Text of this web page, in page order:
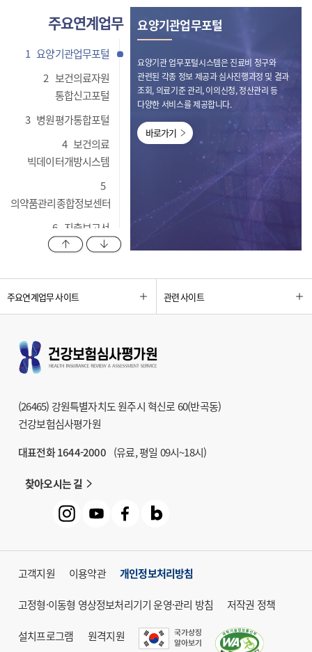
주요연계업무
1 요양기관업무포털
2 보건의료자원
통합신고포털
3 병원평가통합포털
4 보건의료
빅데이터개방시스템
5
의약품관리종합정보센터
6 지출보고서
관리시스템
8 HIRA OAK
9 건강보험심사평가원
학술지 HIRA Research
11 청구방법 및
12
거짓청구요양기관명단
대체조제정보시스템
건강보험심사평가원
이전 항목 보기다음 항목 보기
요양기관업무포털
요양기관 업무포털시스템은 진료비 청구와
관련된 각종 정보 제공과 심사진행과정 및 결과
조회, 의료기준 관리, 이의신청, 정산관리 등
다양한 서비스를 제공합니다.
바로가기
주요연계업무 사이트 관련 사이트
(26465) 강원특별자치도 원주시 혁신로 60(반곡동)
건강보험심사평가원
대표전화 1644-2000 (유료, 평일 09시~18시)
찾아오시는 길
고객지원 이용약관 개인정보처리방침
고정형·이동형 영상정보처리기기 운영·관리 방침 저작권 정책
설치프로그램 원격지원